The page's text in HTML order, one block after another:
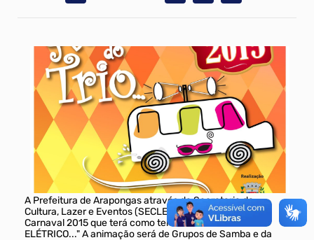
A Prefeitura de Arapongas através da Secretaria da
Cultura, Lazer e Eventos (SECLE), dá a largada para o
Carnaval 2015 que terá como tema ATRÁS DO TRIO
ELÉTRICO..." A animação será de Grupos de Samba e da